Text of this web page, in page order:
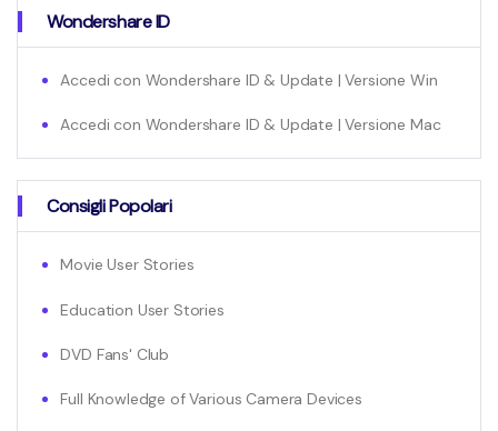
Wondershare ID
Accedi con Wondershare ID & Update | Versione Win
Accedi con Wondershare ID & Update | Versione Mac
Consigli Popolari
Movie User Stories
Education User Stories
DVD Fans' Club
Full Knowledge of Various Camera Devices